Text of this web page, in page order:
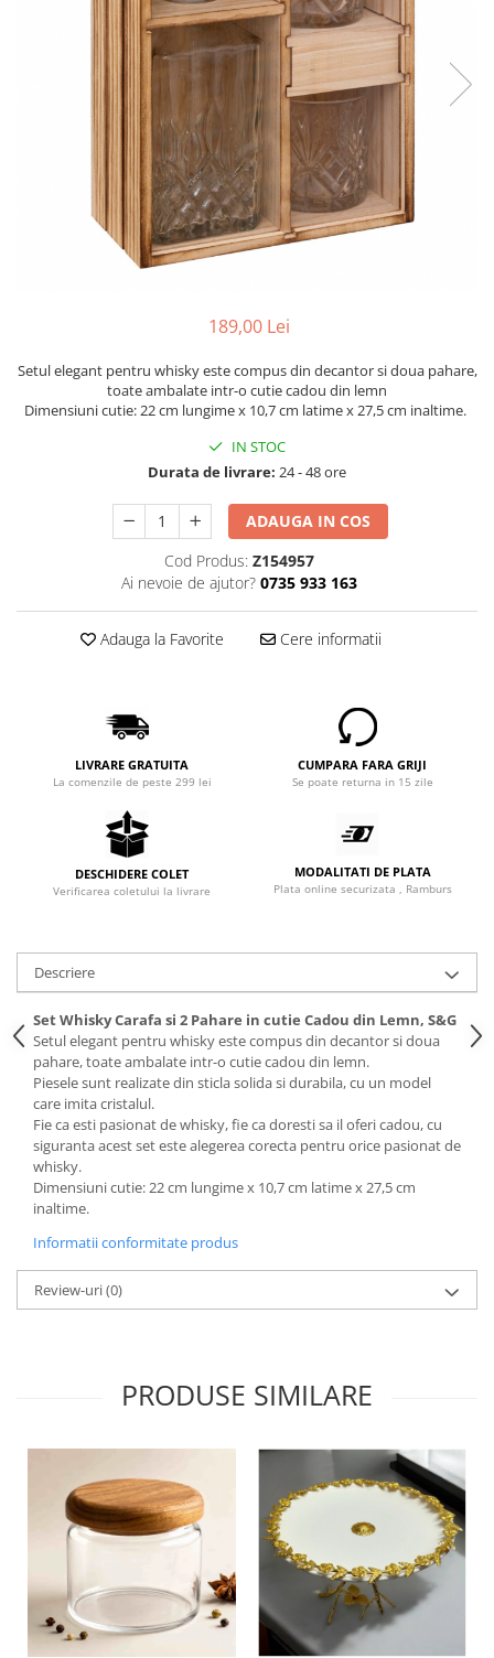
189,00 Lei
Setul elegant pentru whisky este compus din decantor si doua pahare,
toate ambalate intr-o cutie cadou din lemn
Dimensiuni cutie: 22 cm lungime x 10,7 cm latime x 27,5 cm inaltime.
IN STOC
Durata de livrare: 24 - 48 ore
ADAUGA IN COS
Cod Produs: Z154957
Ai nevoie de ajutor? 0735 933 163
Adauga la Favorite Cere informatii
LIVRARE GRATUITA
La comenzile de peste 299 lei
CUMPARA FARA GRIJI
Se poate returna in 15 zile
DESCHIDERE COLET
Verificarea coletului la livrare
MODALITATI DE PLATA
Plata online securizata , Ramburs
Descriere
Set Whisky Carafa si 2 Pahare in cutie Cadou din Lemn, S&G
Setul elegant pentru whisky este compus din decantor si doua
pahare, toate ambalate intr-o cutie cadou din lemn.
Piesele sunt realizate din sticla solida si durabila, cu un model
care imita cristalul.
Fie ca esti pasionat de whisky, fie ca doresti sa il oferi cadou, cu
siguranta acest set este alegerea corecta pentru orice pasionat de
whisky.
Dimensiuni cutie: 22 cm lungime x 10,7 cm latime x 27,5 cm
inaltime.
Informatii conformitate produs
Review-uri(0)
PRODUSE SIMILARE